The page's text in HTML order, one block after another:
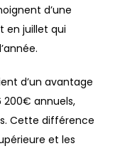
d’une
en juillet qui
d’un avantage
200€ annuels,
Cette différence
et les